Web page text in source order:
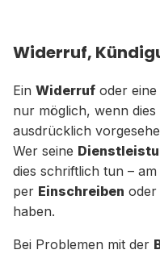
Widerruf,
Ein Widerruf oder eine
nur möglich, wenn dies
ausdrücklich
Wer seine
dies schriftlich tun – am
per Einschreiben oder
haben.
Bei Problemen mit der